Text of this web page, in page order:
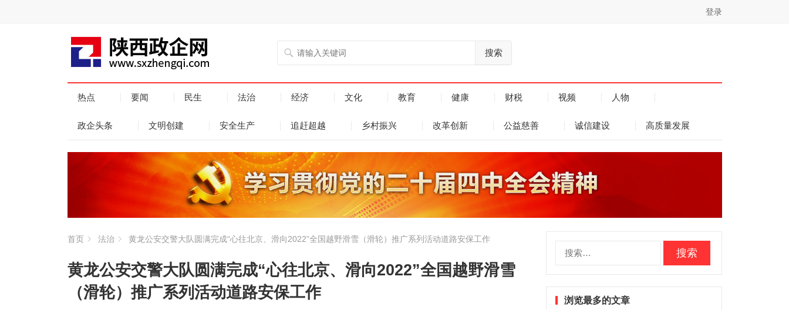
登录
搜索
热点 要闻 民生 法治 经济 文化 教育 健康 财税 视频 人物
政企头条 文明创建 安全生产 追赶超越 乡村振兴 改革创新 公益慈善 诚信建设 高质量发展
首页 法治 黄龙公安交警大队圆满完成“心往北京、滑向2022”全国越野滑雪（滑轮）推广系列活动道路安保工作
黄龙公安交警大队圆满完成“心往北京、滑向2022”全国越野滑雪
（滑轮）推广系列活动道路安保工作
浏览最多的文章